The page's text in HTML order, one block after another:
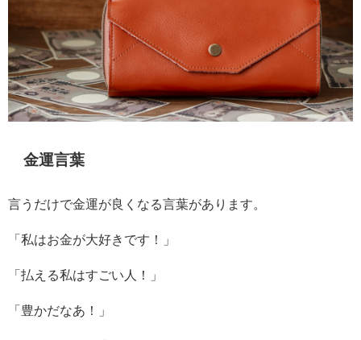
金運言葉
言うだけで金運が良くなる言葉があります。
「私はお金が大好きです！」
「払える私はすごい人！」
「豊かだなあ！」